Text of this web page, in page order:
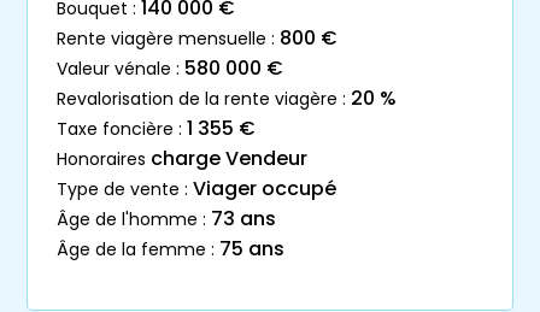
bouquet : 140 000 €
rente viagère mensuelle : 800 €
valeur vénale : 580 000 €
revalorisation de la rente viagère : 20 %
taxe foncière : 1 355 €
honoraires charge Vendeur
type de vente : Viager occupé
âge de l'homme : 73 ans
âge de la femme : 75 ans